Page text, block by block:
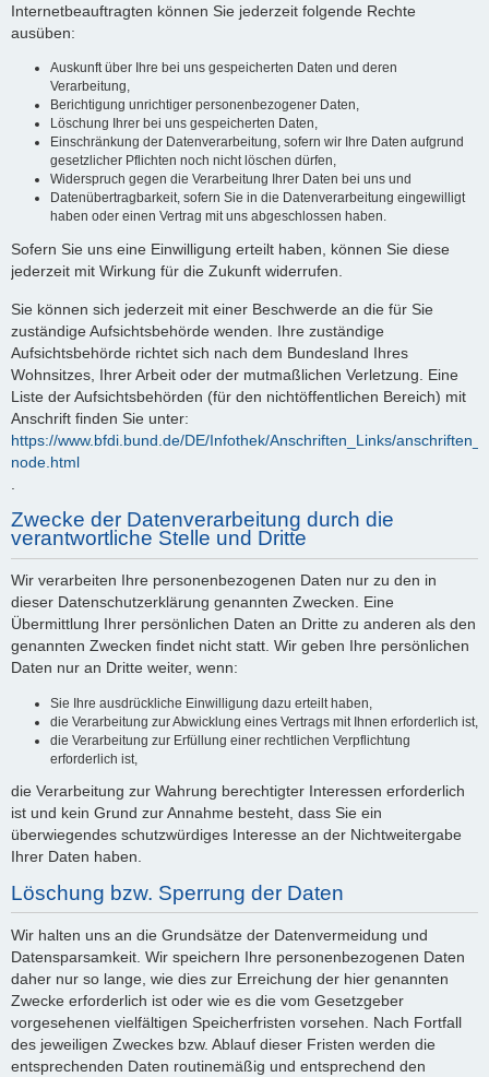
Internetbeauftragten können Sie jederzeit folgende Rechte
ausüben:
Auskunft über Ihre bei uns gespeicherten Daten und deren
Verarbeitung,
Berichtigung unrichtiger personenbezogener Daten,
Löschung Ihrer bei uns gespeicherten Daten,
Einschränkung der Datenverarbeitung, sofern wir Ihre Daten aufgrund
gesetzlicher Pflichten noch nicht löschen dürfen,
Widerspruch gegen die Verarbeitung Ihrer Daten bei uns und
Datenübertragbarkeit, sofern Sie in die Datenverarbeitung eingewilligt
haben oder einen Vertrag mit uns abgeschlossen haben.
Sofern Sie uns eine Einwilligung erteilt haben, können Sie diese
jederzeit mit Wirkung für die Zukunft widerrufen.
Sie können sich jederzeit mit einer Beschwerde an die für Sie
zuständige Aufsichtsbehörde wenden. Ihre zuständige
Aufsichtsbehörde richtet sich nach dem Bundesland Ihres
Wohnsitzes, Ihrer Arbeit oder der mutmaßlichen Verletzung. Eine
Liste der Aufsichtsbehörden (für den nichtöffentlichen Bereich) mit
Anschrift finden Sie unter:
https://www.bfdi.bund.de/DE/Infothek/Anschriften_Links/
node.html
Zwecke der Datenverarbeitung durch die
verantwortliche Stelle und Dritte
Wir verarbeiten Ihre personenbezogenen Daten nur zu den in
dieser Datenschutzerklärung genannten Zwecken. Eine
Übermittlung Ihrer persönlichen Daten an Dritte zu anderen als den
genannten Zwecken findet nicht statt. Wir geben Ihre persönlichen
Daten nur an Dritte weiter, wenn:
Sie Ihre ausdrückliche Einwilligung dazu erteilt haben,
die Verarbeitung zur Abwicklung eines Vertrags mit Ihnen erforderlich ist,
die Verarbeitung zur Erfüllung einer rechtlichen Verpflichtung
erforderlich ist,
die Verarbeitung zur Wahrung berechtigter Interessen erforderlich
ist und kein Grund zur Annahme besteht, dass Sie ein
überwiegendes schutzwürdiges Interesse an der Nichtweitergabe
Ihrer Daten haben.
Löschung bzw. Sperrung der Daten
Wir halten uns an die Grundsätze der Datenvermeidung und
Datensparsamkeit. Wir speichern Ihre personenbezogenen Daten
daher nur so lange, wie dies zur Erreichung der hier genannten
Zwecke erforderlich ist oder wie es die vom Gesetzgeber
vorgesehenen vielfältigen Speicherfristen vorsehen. Nach Fortfall
des jeweiligen Zweckes bzw. Ablauf dieser Fristen werden die
entsprechenden Daten routinemäßig und entsprechend den